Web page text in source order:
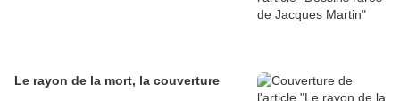
Le rayon de la mort, la couverture